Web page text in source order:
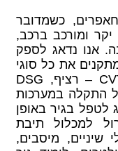
כשמדובר
ומורכב ברכב,
אנו נדאג לספק
את כל סוגי
הגירים: אוטומטי, ידני, רובוטי, CVT – רציף, DSG
התקלה במערכות
לטפל בגיר באופן
למכלול תיבת
שיניים, מיסבים,